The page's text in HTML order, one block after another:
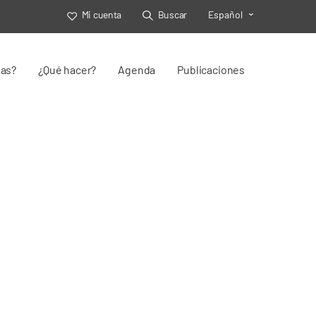
Mi cuenta Buscar Toggle Select
Español
¿Qué hacer? Agenda Publicaciones